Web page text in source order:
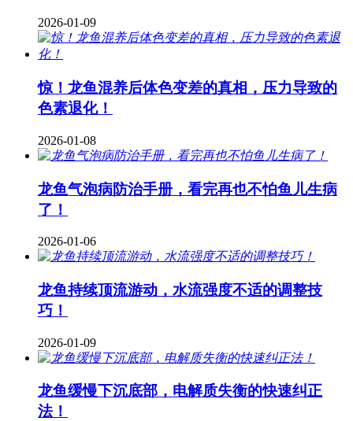
2026-01-09
惊！龙鱼混养后体色变差的真相，压力导致的
色素退化！
2026-01-08
龙鱼气泡病防治手册，看完再也不怕鱼儿生病
了！
2026-01-06
龙鱼持续顶流游动，水流强度不适的调整技
巧！
2026-01-09
龙鱼缓慢下沉底部，电解质失衡的快速纠正
法！